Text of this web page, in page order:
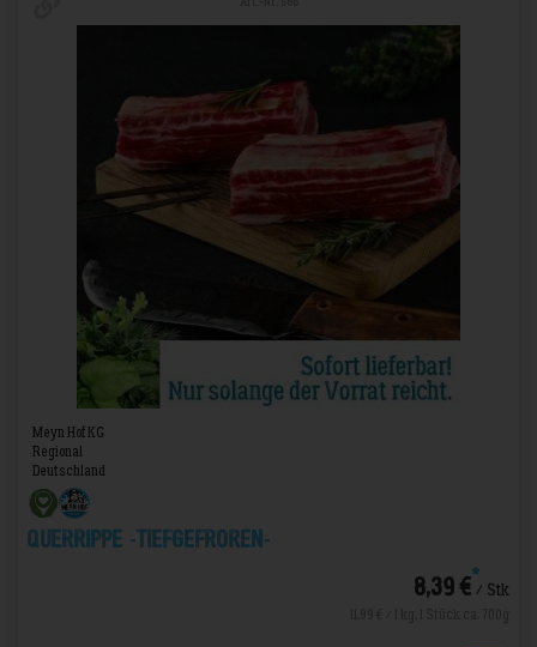
Meyn Hof KG
Regional
Deutschland
Querrippe -TIEFGEFROREN-
8,39 €*/ Stk